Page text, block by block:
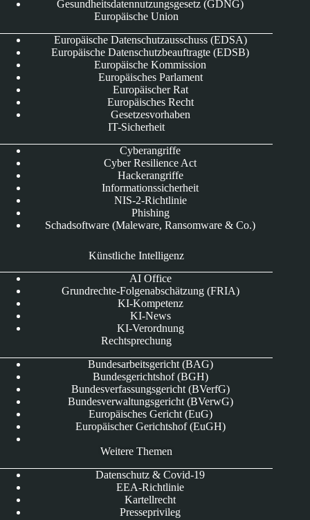
Gesundheitsdatennutzungsgesetz (GDNG)
Europäische Union
Europäische Datenschutzausschuss (EDSA)
Europäische Datenschutzbeauftragte (EDSB)
Europäische Kommission
Europäisches Parlament
Europäischer Rat
Europäisches Recht
Gesetzesvorhaben
IT-Sicherheit
Cyberangriffe
Cyber Resilience Act
Hackerangriffe
Informationssicherheit
NIS-2-Richtlinie
Phishing
Schadsoftware (Maleware, Ransomware & Co.)
Künstliche Intelligenz
AI Office
Grundrechte-Folgenabschätzung (FRIA)
KI-Kompetenz
KI-News
KI-Verordnung
Rechtsprechung
Bundesarbeitsgericht (BAG)
Bundesgerichtshof (BGH)
Bundesverfassungsgericht (BVerfG)
Bundesverwaltungsgericht (BVerwG)
Europäisches Gericht (EuG)
Europäischer Gerichtshof (EuGH)
Weitere Themen
Datenschutz & Covid-19
EEA-Richtlinie
Kartellrecht
Presseprivileg